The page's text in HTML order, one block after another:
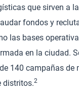
que sirven a
fondos y
las bases
en la ciudad.
140 campañas de
distritos.2